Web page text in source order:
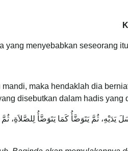
yang menyebabkan seseorang
maka hendaklah dia
disebutkan dalam hadis
يَدَيْهِ، ثُمَّ يَتَوَضَّأُ كَمَا يَتَوَضَّأُ